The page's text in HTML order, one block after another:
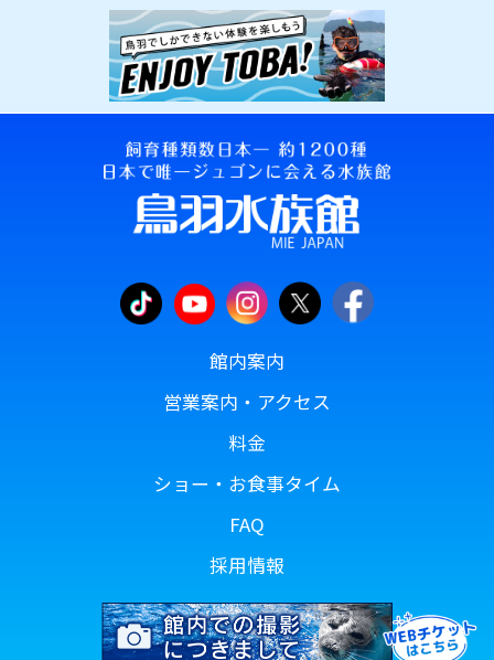
館内案内
営業案内・アクセス
料金
ショー・お食事タイム
FAQ
採用情報